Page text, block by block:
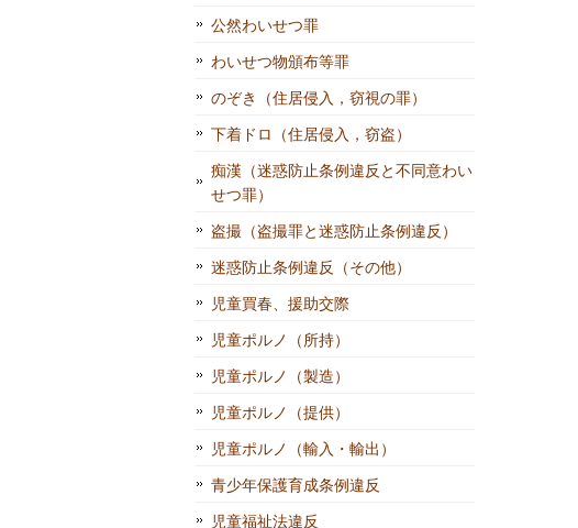
公然わいせつ罪
わいせつ物頒布等罪
のぞき（住居侵入，窃視の罪）
下着ドロ（住居侵入，窃盗）
痴漢（迷惑防止条例違反と不同意わい
せつ罪）
盗撮（盗撮罪と迷惑防止条例違反）
迷惑防止条例違反（その他）
児童買春、援助交際
児童ポルノ（所持）
児童ポルノ（製造）
児童ポルノ（提供）
児童ポルノ（輸入・輸出）
青少年保護育成条例違反
児童福祉法違反